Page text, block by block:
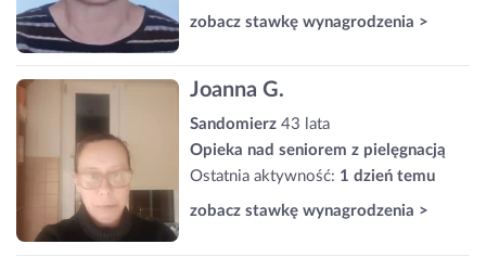
zobacz stawkę wynagrodzenia >
Joanna G.
Sandomierz 43 lata
Opieka nad seniorem z pielęgnacją
Ostatnia aktywność: 1 dzień temu
zobacz stawkę wynagrodzenia >